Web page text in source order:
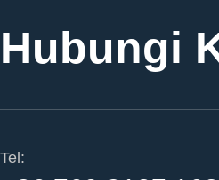
Hubungi
Tel: